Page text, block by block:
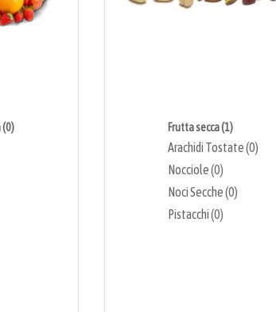
(0) Frutta secca (1)
Arachidi Tostate (0)
Nocciole (0)
Noci Secche (0)
Pistacchi (0)